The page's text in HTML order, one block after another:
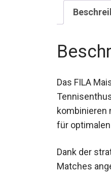
Das FILA
kombinieren
für
Dank der
Matches